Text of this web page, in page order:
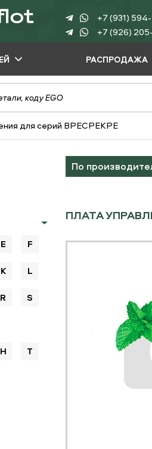
+7 (931)
+7 (926)
РАСПРОДАЖА
для серий BPECPEKPE
По
E F
K L
R S
Н Т
ПЛАТА